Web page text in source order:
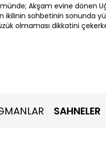
Akşam evine dönen
ikilinin sohbetinin sonunda
olmaması dikkatini
SAHNELER